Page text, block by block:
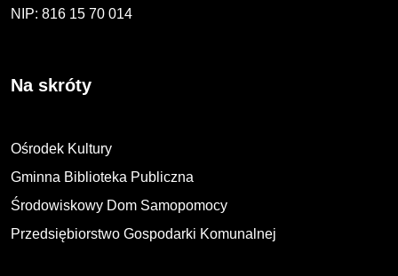
NIP: 816 15 70 014
Na skróty
Ośrodek Kultury
Gminna Biblioteka Publiczna
Środowiskowy Dom Samopomocy
Przedsiębiorstwo Gospodarki Komunalnej